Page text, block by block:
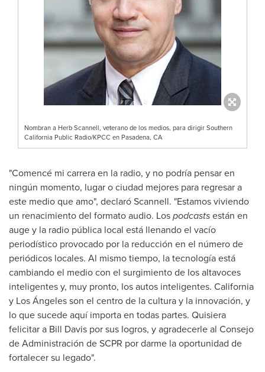
Nombran a Herb Scannell, veterano de los medios, para dirigir Southern
California Public Radio/KPCC en Pasadena, CA
"Comencé mi carrera en la radio, y no podría pensar en
ningún momento, lugar o ciudad mejores para regresar a
este medio que amo", declaró Scannell. "Estamos viviendo
un renacimiento del formato audio. Lospodcastsestán en
auge y la radio pública local está llenando el vacío
periodístico provocado por la reducción en el número de
periódicos locales. Al mismo tiempo, la tecnología está
cambiando el medio con el surgimiento de los altavoces
inteligentes y, muy pronto, los autos inteligentes. California
y Los Ángeles son el centro de la cultura y la innovación, y
lo que sucede aquí importa en todas partes. Quisiera
felicitar a Bill Davis por sus logros, y agradecerle al Consejo
de Administración de SCPR por darme la oportunidad de
fortalecer su legado".